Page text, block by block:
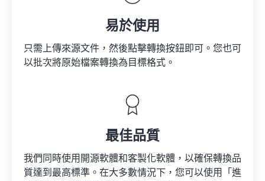
易於使用
只需上傳來源文件，然後點擊轉換按鈕即可。您也可
以批次將原始檔案轉換為目標格式。
最佳品質
我們同時使用開源軟體和客製化軟體，以確保轉換品
質達到最高標準。在大多數情況下，您可以使用「進